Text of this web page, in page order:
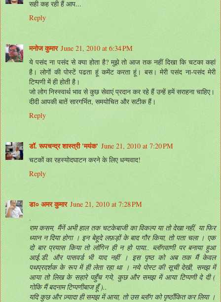
सही कह रही हैं आप...
Reply
मनोज कुमार June 21, 2010 at 6:34 PM
ये पसंद ना पसंद से क्या होता है? मुझे तो आज तक नहीं दिखा कि चटका कहां
है। लोगों की पोस्टें पढता हूं कमेंट करता हूं। बस। मेरी पसंद ना-पसंद मेरी
टिप्पणी में ही होती है।
जो लोग निस्स्वार्थ भाव से कुछ सेवाएं प्रदान कर रहे हैं उन्हें हमें सराहना चाहिए।
दीदी आपकी बातें सारगर्भित, समयोचित और सटीक हैं।
Reply
डॉ. रूपचन्द्र शास्त्री 'मयंक' June 21, 2010 at 7:20 PM
चटकों का रहस्योदघाटन करने के लिए धन्यवाद!
Reply
डा० अमर कुमार June 21, 2010 at 7:28 PM
.
राम कसम, मैंनें अभी हाल तक चटकेबाजी का विकल्प या तो देखा नहीं, या फिर
ध्यान न दिया होगा । इन बेहूदे लफ़ड़ों के बाद गौर किया, तो पता चला । एक
दो बार प्रयास किया तो लॉगिन ही न हो पाया.. ब्लॉगवाणी पर बनाया हुआ
आई.डी. और पासवर्ड भी याद नहीं । इस पृष्ठ को अब तक मैं केवल
पथप्रदर्शक के रूप में ही लेता रहा था । नये पोस्ट की सूची देखी, समझ में
आया तो लिख के सहारे पहुँच गये, कुछ और समझ में आया टिप्पणी दे दी (
गोकि मैं बदनाम टिप्पणीबाज हूँ )..
यदि कुछ और ज़्यादा ही समझ में आया, तो उस ब्लॉग को पृष्ठाँकित कर लिया ।